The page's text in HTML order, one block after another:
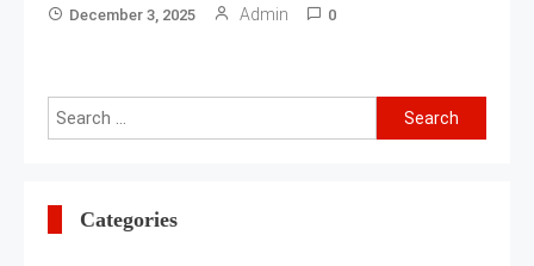
December 3, 2025 Admin 0
Search
for:
Categories